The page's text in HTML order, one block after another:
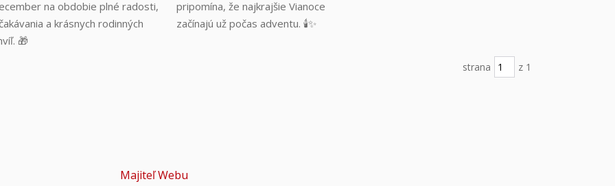
na obdobie plné radosti,
a krásnych rodinných
🎁
pripomína, že najkrajšie Vianoce
začínajú už počas adventu. 🕯️✨
strana z 1
Majiteľ Webu